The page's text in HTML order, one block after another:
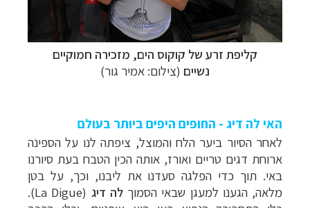
קליפת זרע של קוקוס הים, מזכירה חמוקיים
נשיים (צילום: אמיר גור)
האי לה דיג - החופים היפים ביותר בעולם
לאחר הסיור ביער הלח והמוצל, ציפתה לנו על הספינה
ארוחת דגים טריים ואורז, אותה הכין הטבח בעת סיורנו
באי. תוך כדי הפלגה סעדנו את ליבנו, וכך, על בטן
מלאה, הגענו למעגן שבאי הסמוךלה דיג (
La Digue
).